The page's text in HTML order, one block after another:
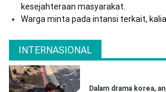
kesejahteraan masyarakat.
Warga minta pada intansi terkait,
INTERNASIONAL
Dalam drama korea,